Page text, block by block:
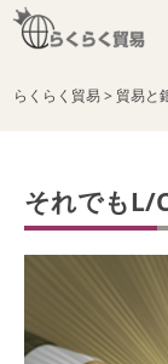
らくらく貿易> 貿易と
それでもL/